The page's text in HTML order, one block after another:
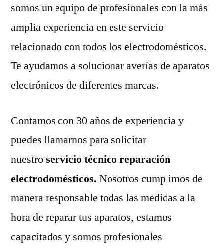
somos un equipo de profesionales con la más
amplia experiencia en este servicio
relacionado con todos los electrodomésticos.
Te ayudamos a solucionar averías de aparatos
electrónicos de diferentes marcas.
Contamos con 30 años de experiencia y
puedes llamarnos para solicitar
nuestroservicio técnico reparación
electrodomésticos. Nosotros cumplimos de
manera responsable todas las medidas a la
hora de reparar tus aparatos, estamos
capacitados y somos profesionales